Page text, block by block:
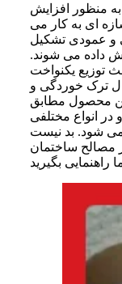
منظور افزایش
ای به کار می
و عمودی تشکیل
داده می شوند.
توزیع یکنواخت
ترک خوردگی و
محصول مطابق
در انواع مختلفی
می شود. بد نیست
مصالح ساختمان